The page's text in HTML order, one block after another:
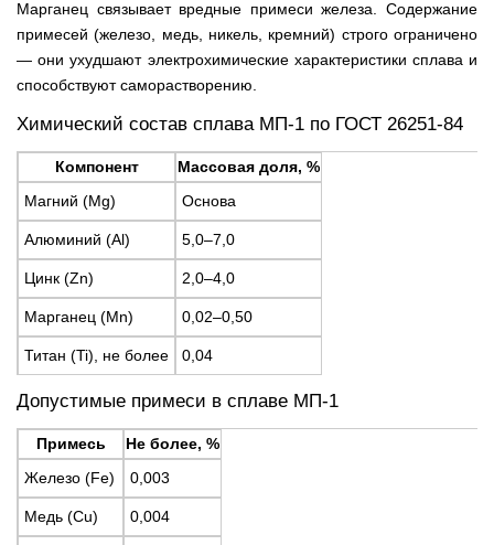
Марганец связывает вредные примеси железа. Содержание
примесей (железо, медь, никель, кремний) строго ограничено
— они ухудшают электрохимические характеристики сплава и
способствуют саморастворению.
Химический состав сплава МП-1 по ГОСТ 26251-84
Компонент
Массовая доля, %
Магний (Mg)
Основа
Алюминий (Al) 5,0–7,0
Цинк (Zn) 2,0–4,0
Марганец (Mn) 0,02–0,50
Титан (Ti), не более 0,04
Допустимые примеси в сплаве МП-1
Примесь
Не более, %
Железо (Fe)
0,003
Медь (Cu) 0,004